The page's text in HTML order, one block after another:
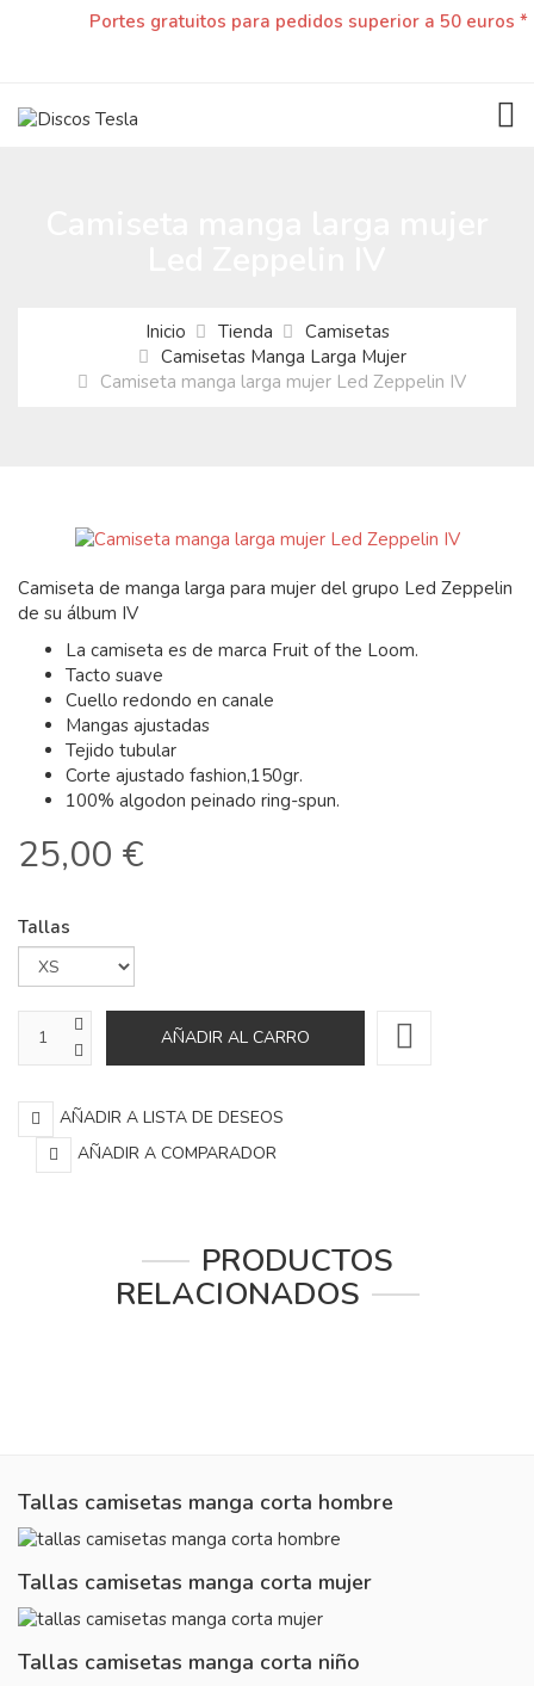
Portes gratuitos para pedidos superior a 50 euros *
Inicio Tienda
Camisetas
Camisetas Manga Larga Mujer
Camiseta manga larga mujer Led Zeppelin IV
Camiseta de manga larga para mujer del grupo Led Zeppelin
de su álbum IV
La camiseta es de marca Fruit of the Loom.
Tacto suave
Cuello redondo en canale
Mangas ajustadas
Tejido tubular
Corte ajustado fashion,150gr.
100% algodon peinado ring-spun.
25,00 €
Tallas
AÑADIR A LISTA DE DESEOS
AÑADIR A COMPARADOR
PRODUCTOS
RELACIONADOS
Tallas camisetas manga corta hombre
Tallas camisetas manga corta mujer
Tallas camisetas manga corta niño